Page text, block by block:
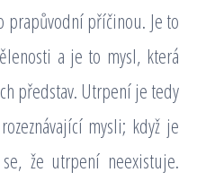
prapůvodní příčinou. Je to
a je to mysl, která
představ. Utrpení je tedy
mysli; když je
že utrpení neexistuje.